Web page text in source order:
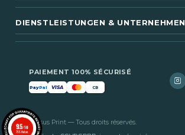
DIENSTLEISTUNGEN & UNTERNEHMEN
PAIEMENT 100% SÉCURISÉ
PayPal VISA CB
© 2026 Tissus Print — Tous droits réservés.
9.5/10
755 Noten